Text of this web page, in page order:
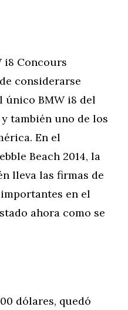
i8 Concours
considerarse
único BMW i8 del
también uno de los
En el
Beach 2014, la
lleva las firmas de
en el
ahora como se
dólares, quedó